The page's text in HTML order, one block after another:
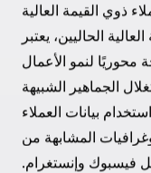
تنفيذ برامج الولاء
مكافآت الولاء. يمكن
كل عملية شراء، أو
إلى المبيعات
مع علامتك التجارية
بشكل أكبر.
الراجعة بانتظام